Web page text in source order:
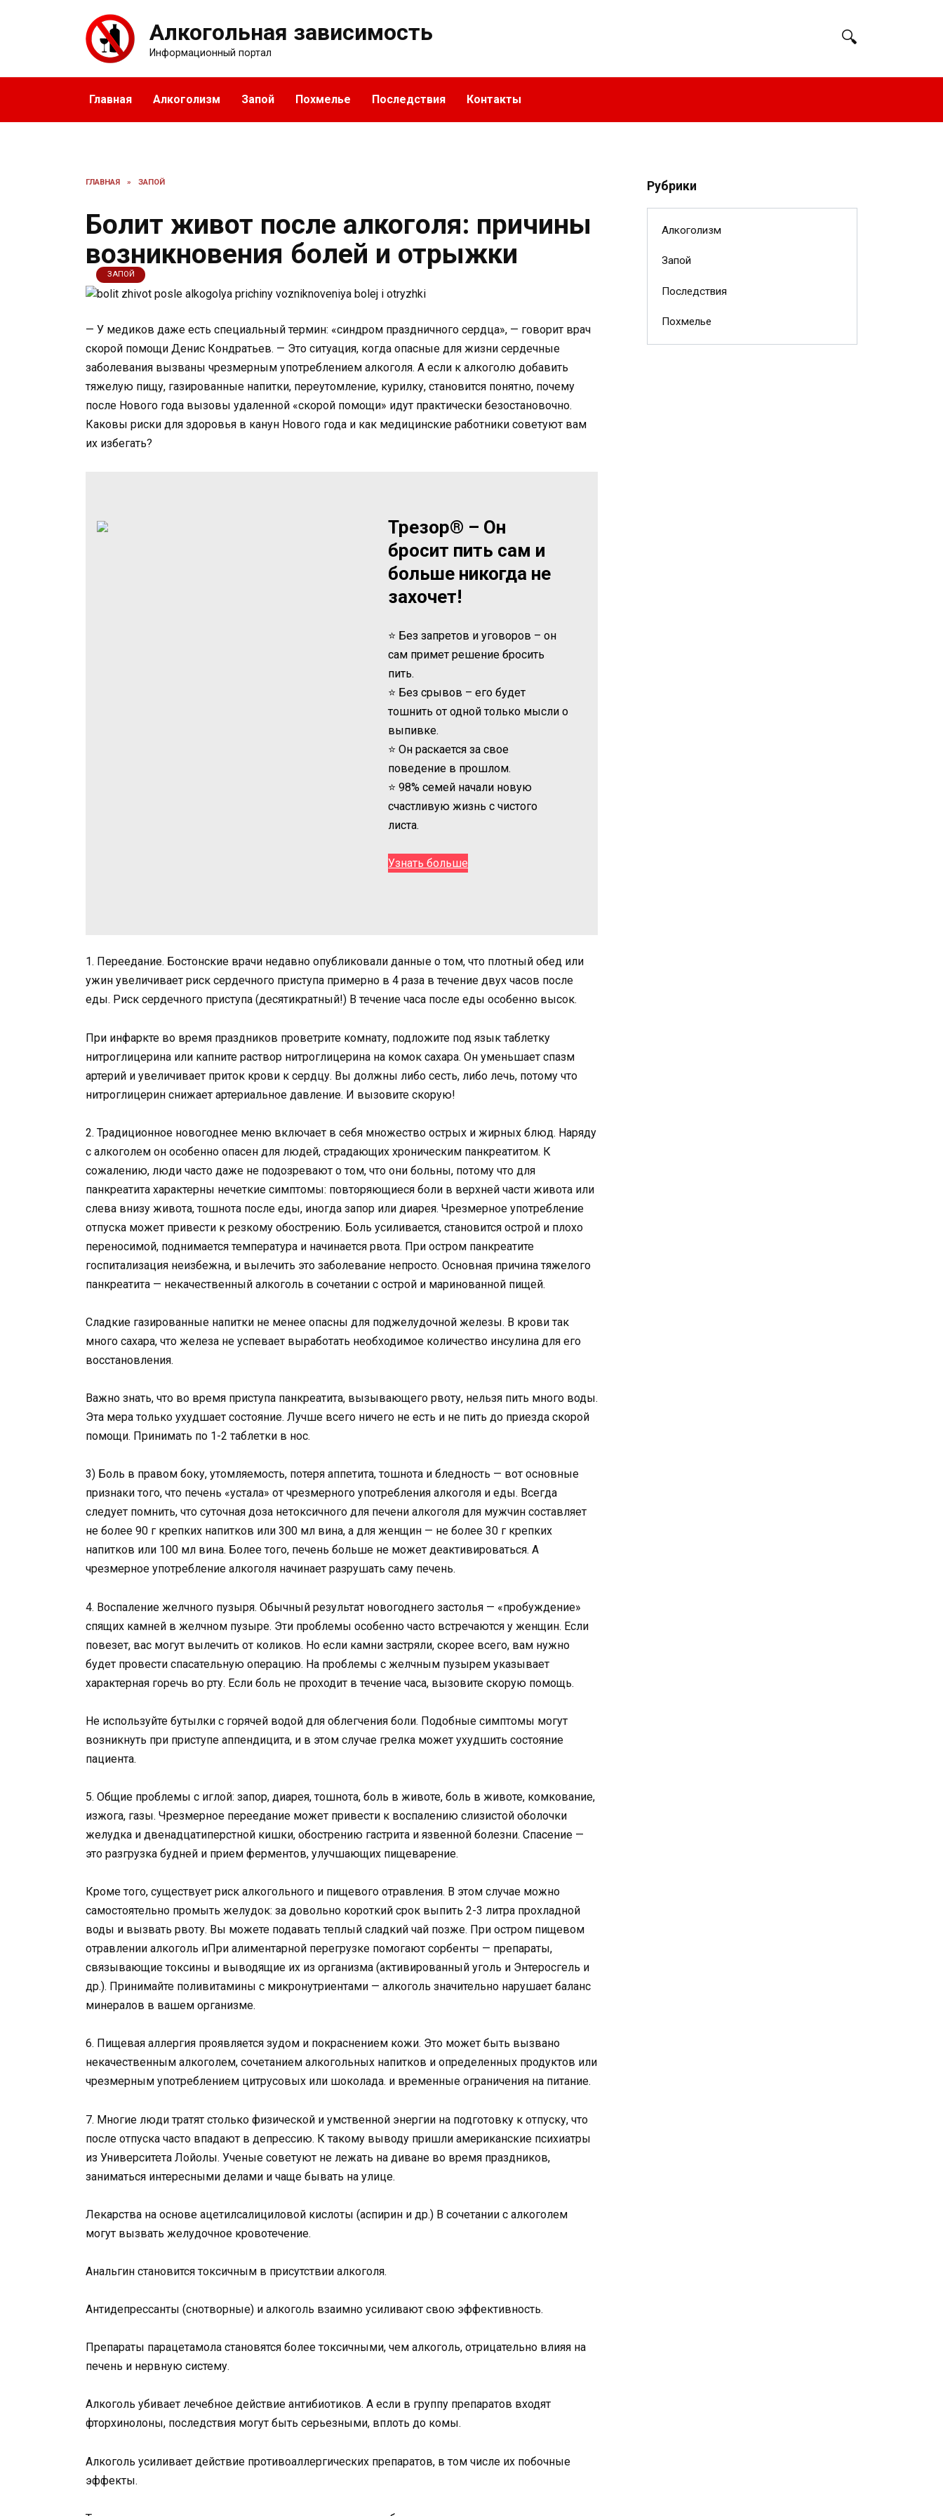
Алкогольная зависимость
Информационный портал
Главная Алкоголизм Запой Похмелье Последствия Контакты
ГЛАВНАЯ » ЗАПОЙ
Болит живот после алкоголя: причины
возникновения болей и отрыжки
ЗАПОЙ
— У медиков даже есть специальный термин: «синдром праздничного сердца», — говорит врач
скорой помощи Денис Кондратьев. — Это ситуация, когда опасные для жизни сердечные
заболевания вызваны чрезмерным употреблением алкоголя. А если к алкоголю добавить
тяжелую пищу, газированные напитки, переутомление, курилку, становится понятно, почему
после Нового года вызовы удаленной «скорой помощи» идут практически безостановочно.
Каковы риски для здоровья в канун Нового года и как медицинские работники советуют вам
их избегать?
Трезор® – Он
бросит пить сам и
больше никогда не
захочет!
⭐ Без запретов и уговоров – он
сам примет решение бросить
пить.
⭐ Без срывов – его будет
тошнить от одной только мысли о
выпивке.
⭐ Он раскается за свое
поведение в прошлом.
⭐ 98% семей начали новую
счастливую жизнь с чистого
листа.
Узнать больше
1. Переедание. Бостонские врачи недавно опубликовали данные о том, что плотный обед или
ужин увеличивает риск сердечного приступа примерно в 4 раза в течение двух часов после
еды. Риск сердечного приступа (десятикратный!) В течение часа после еды особенно высок.
При инфаркте во время праздников проветрите комнату, подложите под язык таблетку
нитроглицерина или капните раствор нитроглицерина на комок сахара. Он уменьшает спазм
артерий и увеличивает приток крови к сердцу. Вы должны либо сесть, либо лечь, потому что
нитроглицерин снижает артериальное давление. И вызовите скорую!
2. Традиционное новогоднее меню включает в себя множество острых и жирных блюд. Наряду
с алкоголем он особенно опасен для людей, страдающих хроническим панкреатитом. К
сожалению, люди часто даже не подозревают о том, что они больны, потому что для
панкреатита характерны нечеткие симптомы: повторяющиеся боли в верхней части живота или
слева внизу живота, тошнота после еды, иногда запор или диарея. Чрезмерное употребление
отпуска может привести к резкому обострению. Боль усиливается, становится острой и плохо
переносимой, поднимается температура и начинается рвота. При остром панкреатите
госпитализация неизбежна, и вылечить это заболевание непросто. Основная причина тяжелого
панкреатита — некачественный алкоголь в сочетании с острой и маринованной пищей.
Сладкие газированные напитки не менее опасны для поджелудочной железы. В крови так
много сахара, что железа не успевает выработать необходимое количество инсулина для его
восстановления.
Важно знать, что во время приступа панкреатита, вызывающего рвоту, нельзя пить много воды.
Эта мера только ухудшает состояние. Лучше всего ничего не есть и не пить до приезда скорой
помощи. Принимать по 1-2 таблетки в нос.
3) Боль в правом боку, утомляемость, потеря аппетита, тошнота и бледность — вот основные
признаки того, что печень «устала» от чрезмерного употребления алкоголя и еды. Всегда
следует помнить, что суточная доза нетоксичного для печени алкоголя для мужчин составляет
не более 90 г крепких напитков или 300 мл вина, а для женщин — не более 30 г крепких
напитков или 100 мл вина. Более того, печень больше не может деактивироваться. А
чрезмерное употребление алкоголя начинает разрушать саму печень.
4. Воспаление желчного пузыря. Обычный результат новогоднего застолья — «пробуждение»
спящих камней в желчном пузыре. Эти проблемы особенно часто встречаются у женщин. Если
повезет, вас могут вылечить от коликов. Но если камни застряли, скорее всего, вам нужно
будет провести спасательную операцию. На проблемы с желчным пузырем указывает
характерная горечь во рту. Если боль не проходит в течение часа, вызовите скорую помощь.
Не используйте бутылки с горячей водой для облегчения боли. Подобные симптомы могут
возникнуть при приступе аппендицита, и в этом случае грелка может ухудшить состояние
пациента.
5. Общие проблемы с иглой: запор, диарея, тошнота, боль в животе, боль в животе, комкование,
изжога, газы. Чрезмерное переедание может привести к воспалению слизистой оболочки
желудка и двенадцатиперстной кишки, обострению гастрита и язвенной болезни. Спасение —
это разгрузка будней и прием ферментов, улучшающих пищеварение.
Кроме того, существует риск алкогольного и пищевого отравления. В этом случае можно
самостоятельно промыть желудок: за довольно короткий срок выпить 2-3 литра прохладной
воды и вызвать рвоту. Вы можете подавать теплый сладкий чай позже. При остром пищевом
отравлении алкоголь иПри алиментарной перегрузке помогают сорбенты — препараты,
связывающие токсины и выводящие их из организма (активированный уголь и Энтеросгель и
др.). Принимайте поливитамины с микронутриентами — алкоголь значительно нарушает баланс
минералов в вашем организме.
6. Пищевая аллергия проявляется зудом и покраснением кожи. Это может быть вызвано
некачественным алкоголем, сочетанием алкогольных напитков и определенных продуктов или
чрезмерным употреблением цитрусовых или шоколада. и временные ограничения на питание.
7. Многие люди тратят столько физической и умственной энергии на подготовку к отпуску, что
после отпуска часто впадают в депрессию. К такому выводу пришли американские психиатры
из Университета Лойолы. Ученые советуют не лежать на диване во время праздников,
заниматься интересными делами и чаще бывать на улице.
Лекарства на основе ацетилсалициловой кислоты (аспирин и др.) В сочетании с алкоголем
могут вызвать желудочное кровотечение.
Анальгин становится токсичным в присутствии алкоголя.
Антидепрессанты (снотворные) и алкоголь взаимно усиливают свою эффективность.
Препараты парацетамола становятся более токсичными, чем алкоголь, отрицательно влияя на
печень и нервную систему.
Алкоголь убивает лечебное действие антибиотиков. А если в группу препаратов входят
фторхинолоны, последствия могут быть серьезными, вплоть до комы.
Алкоголь усиливает действие противоаллергических препаратов, в том числе их побочные
эффекты.
Рубрики
Алкоголизм
Запой
Последствия
Похмелье